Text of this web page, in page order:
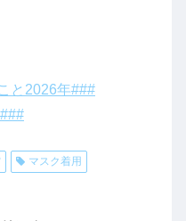
と2026年###
マスク着用